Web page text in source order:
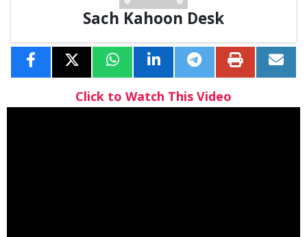
Sach Kahoon Desk
Click to Watch This Video